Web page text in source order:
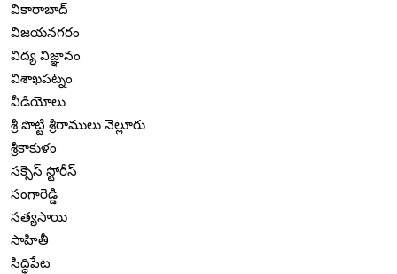
వికారాబాద్
విజయనగరం
విద్య విజ్ఞానం
విశాఖపట్నం
వీడియోలు
శ్రీ పొట్టి శ్రీరాములు నెల్లూరు
శ్రీకాకుళం
సక్సెస్ స్టోరీస్
సంగారెడ్డి
సత్యసాయి
సాహితీ
సిద్ధిపేట